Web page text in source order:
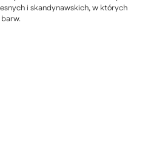
i skandynawskich, w których